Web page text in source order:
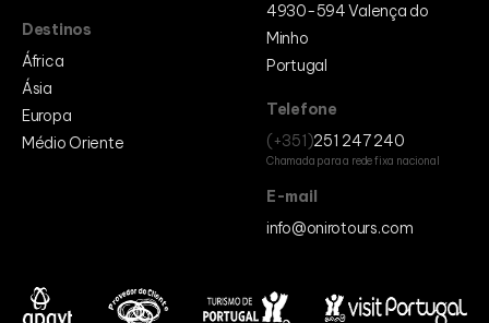
Itália
Portugal
Reino Unido
Egipto
Egito
4930-594 Valença do
Minho
Portugal
Telefone
(+351)251 247 240
Chamada para a rede fixa nacional
E-mail
info@onirotours.com
Destinos
África
Ásia
Europa
Médio Oriente